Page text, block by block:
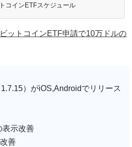
コインETFスケジュール
ットコインETF申請で10万ドルの
）がiOS,Androidでリリース
表示改善
善